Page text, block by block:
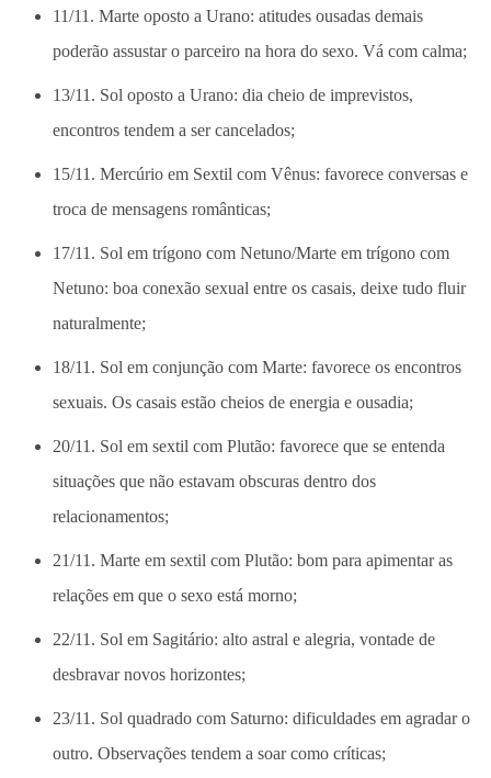
11/11. Marte oposto a Urano: atitudes ousadas demais
poderão assustar o parceiro na hora do sexo. Vá com calma;
13/11. Sol oposto a Urano: dia cheio de imprevistos,
encontros tendem a ser cancelados;
15/11. Mercúrio em Sextil com Vênus: favorece conversas e
troca de mensagens românticas;
17/11. Sol em trígono com Netuno/Marte em trígono com
Netuno: boa conexão sexual entre os casais, deixe tudo fluir
naturalmente;
18/11. Sol em conjunção com Marte: favorece os encontros
sexuais. Os casais estão cheios de energia e ousadia;
20/11. Sol em sextil com Plutão: favorece que se entenda
situações que não estavam obscuras dentro dos
relacionamentos;
21/11. Marte em sextil com Plutão: bom para apimentar as
relações em que o sexo está morno;
22/11. Sol em Sagitário: alto astral e alegria, vontade de
desbravar novos horizontes;
23/11. Sol quadrado com Saturno: dificuldades em agradar o
outro. Observações tendem a soar como críticas;